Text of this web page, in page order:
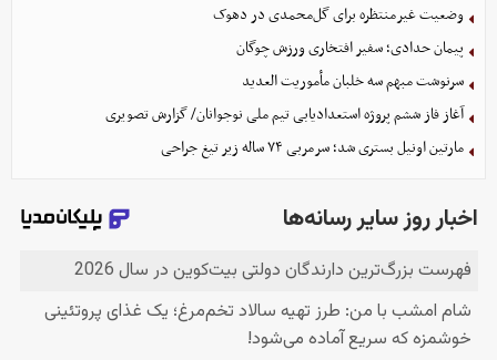
وضعیت غیرمنتظره برای گل‌محمدی در دهوک
پیمان حدادی؛ سفیر افتخاری ورزش چوگان
سرنوشت مبهم سه خلبان مأموریت العدید
آغاز فاز ششم پروژه استعدادیابی تیم ملی نوجوانان/ گزارش تصویری
مارتین اونیل بستری شد؛ سرمربی ۷۴ ساله زیر تیغ جراحی